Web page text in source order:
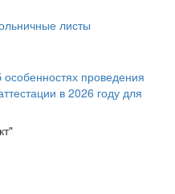
листы
проведения
в 2026 году для